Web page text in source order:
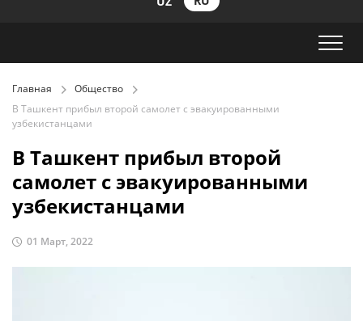
Главная
Общество
В Ташкент прибыл второй самолет с эвакуированными
узбекистанцами
В Ташкент прибыл второй
самолет с эвакуированными
узбекистанцами
01 Март, 2022